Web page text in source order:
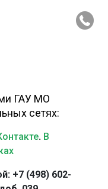
ГАУ МО
сетях:
. В
+7 (498) 602-